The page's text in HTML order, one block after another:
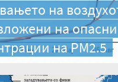
на
на опасни
на PM2.5